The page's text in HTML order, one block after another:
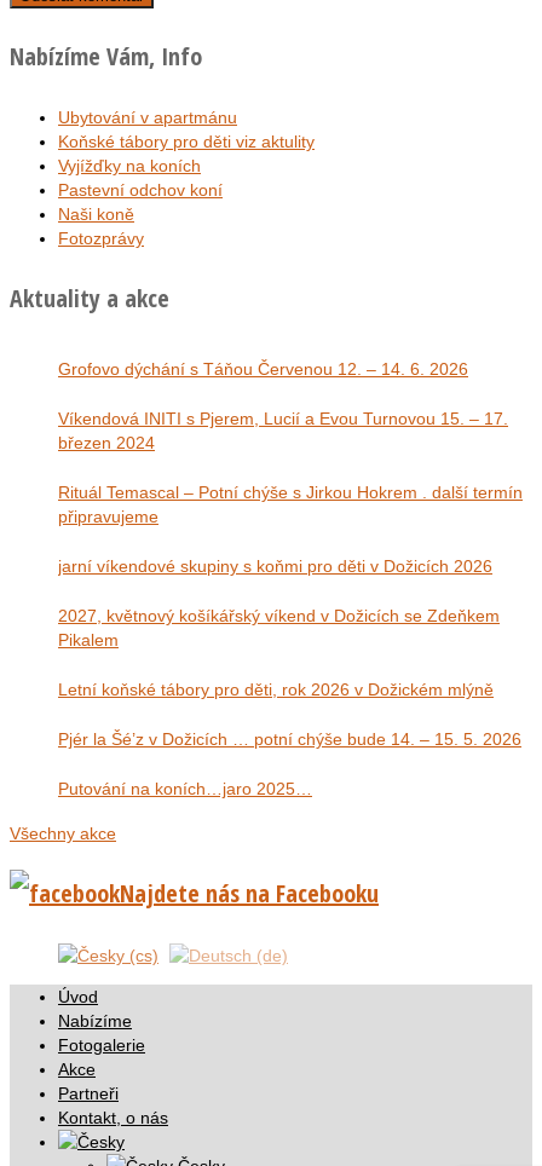
Nabízíme Vám, Info
Ubytování v apartmánu
Koňské tábory pro děti viz aktulity
Vyjížďky na koních
Pastevní odchov koní
Naši koně
Fotozprávy
Aktuality a akce
Grofovo dýchání s Táňou Červenou 12. – 14. 6. 2026
Víkendová INITI s Pjerem, Lucií a Evou Turnovou 15. – 17.
březen 2024
Rituál Temascal – Potní chýše s Jirkou Hokrem . další termín
připravujeme
jarní víkendové skupiny s koňmi pro děti v Dožicích 2026
2027, květnový košíkářský víkend v Dožicích se Zdeňkem
Pikalem
Letní koňské tábory pro děti, rok 2026 v Dožickém mlýně
Pjér la Šé’z v Dožicích … potní chýše bude 14. – 15. 5. 2026
Putování na koních…jaro 2025…
Všechny akce
Najdete nás na Facebooku
Úvod
Nabízíme
Fotogalerie
Akce
Partneři
Kontakt, o nás